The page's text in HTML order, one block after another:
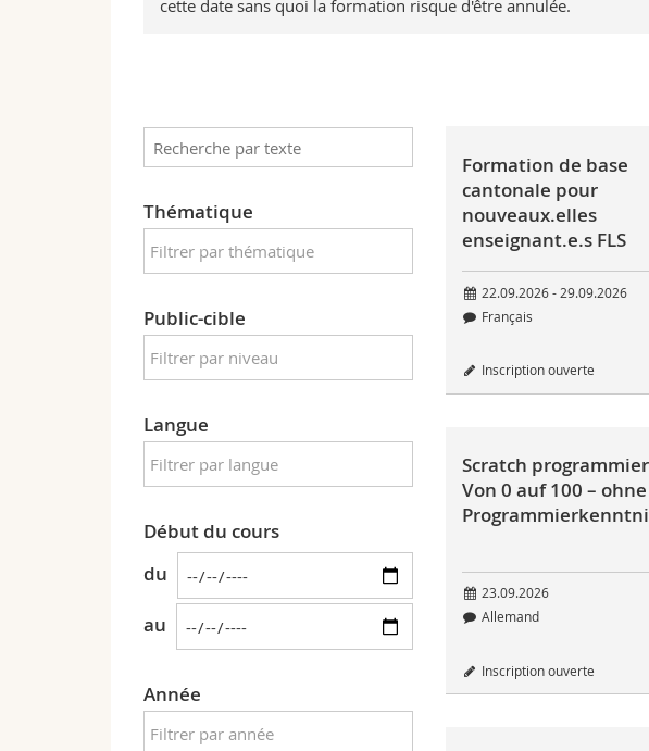
cette date sans quoi la formation risque d'être annulée.
Thématique
Public-cible
Langue
Début du cours
du
au
Année
Formation de base
cantonale pour
nouveaux.elles
enseignant.e.s FLS
22.09.2026 - 29.09.2026
Français
Inscription ouverte
Scratch
Von 0 auf 100 – ohne
23.09.2026
Allemand
Inscription ouverte